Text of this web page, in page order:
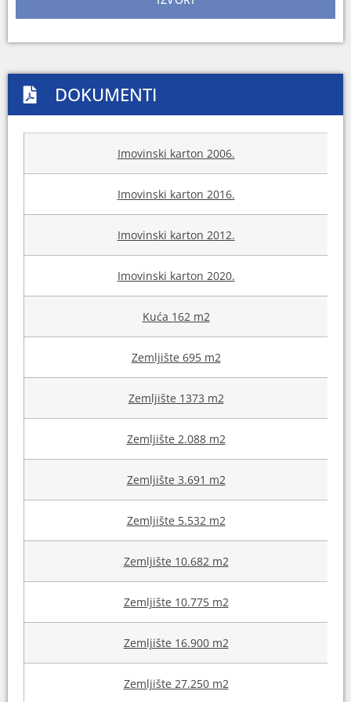
DOKUMENTI
Imovinski karton 2006.
Imovinski karton 2016.
Imovinski karton 2012.
Imovinski karton 2020.
Kuća 162 m2
Zemljište 695 m2
Zemljište 1373 m2
Zemljište 2.088 m2
Zemljište 3.691 m2
Zemljište 5.532 m2
Zemljište 10.682 m2
Zemljište 10.775 m2
Zemljište 16.900 m2
Zemljište 27.250 m2